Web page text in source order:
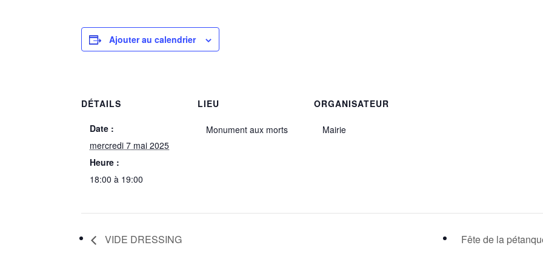
Ajouter au calendrier
DÉTAILS
Date :
mercredi 7 mai 2025
Heure :
18:00 à 19:00
LIEU
Monument aux morts
ORGANISATEUR
Mairie
VIDE DRESSING Fête de la